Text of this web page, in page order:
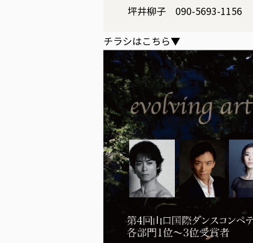
坪井柳子 090-5693-1156
チラシはこちら▼